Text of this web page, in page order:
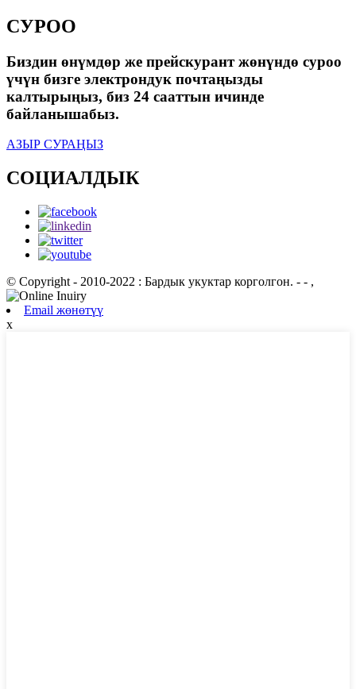
СУРОО
Биздин өнүмдөр же прейскурант жөнүндө суроо
үчүн бизге электрондук почтаңызды
калтырыңыз, биз 24 сааттын ичинде
байланышабыз.
АЗЫР СУРАҢЫЗ
СОЦИАЛДЫК
© Copyright - 2010-2022 : Бардык укуктар корголгон. - - ,
Email жөнөтүү
x